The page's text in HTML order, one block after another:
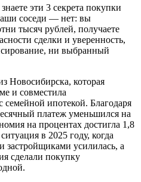
эти 3 секрета покупки
соседи — нет: вы
тысяч рублей, получаете
сделки и уверенность,
ни выбранный
Новосибирска, которая
и совместила
семейной ипотекой. Благодаря
платеж уменьшился на
на процентах достигла 1,8
в 2025 году, когда
застройщиками усилилась, а
сделали покупку